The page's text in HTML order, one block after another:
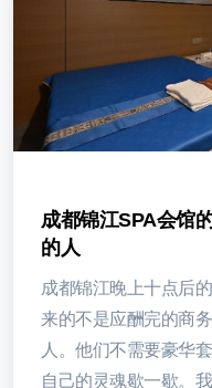
成都锦江SPA会馆
的人
成都锦江晚上十点后
来的不是应酬完的商
人。他们不需要豪华
自己的灵魂歇一歇。